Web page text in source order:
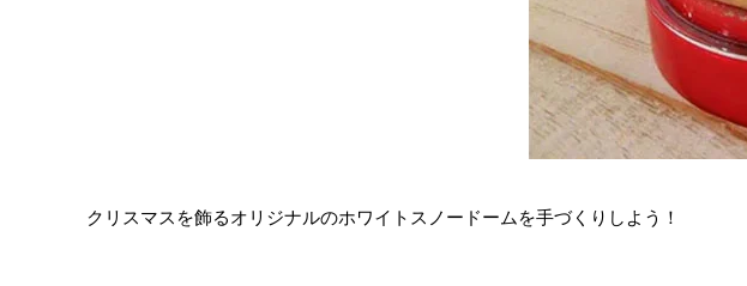
クリスマスを飾るオリジナルのホワイトスノードームを手づくりしよう！